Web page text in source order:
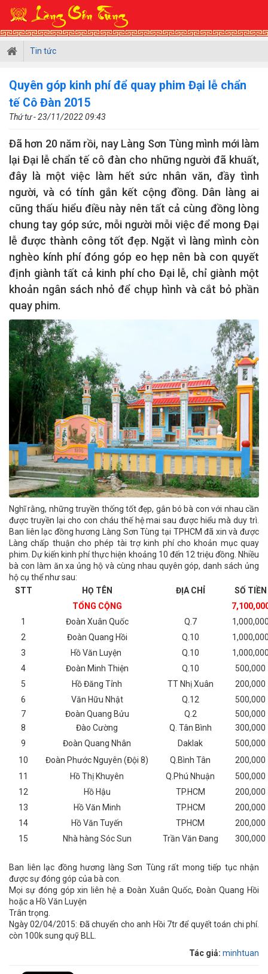
Tin tức
Quyên góp kinh phí để quay phim Đại lễ chẩn
tế Cô Đàn 2015
Thứ tư - 23/11/2022 09:43
Đã hơn 20 năm rồi, nay Làng Sơn Tùng mình mới làm
lại Đại lễ chẩn tế cô đàn cho những người đã khuất,
đây là một việc làm hết sức nhân văn, đầy tình
người, và có tính gắn kết cộng đồng. Dân làng ai
cũng thấu hiểu điều này nên tất cả cùng đồng lòng
chung tay góp sức, mỗi người mỗi việc để mong Đại
lễ được thành công tốt đẹp. Ngặt vì làng mình còn
nghèo kính phí đóng góp eo hẹp nên bà con quyết
định giành tất cả kinh phí cho Đại lễ, chỉ giành một
khoản ngân sách nhỏ để chụp hình và cắt bỏ phần
quay phim.
Nghĩ rằng, những truyền thống tốt đẹp, gắn bó bà con với nhau cần
được truyền lại cho con cháu thế hệ mai sau được hiểu mà duy trì.
Ban liên lạc đồng hương Làng Sơn Tùng tại TPHCM đã xin và được
Làng chấp thuận cho phép tài trợ kinh phí cho khoản mục quay
phim. Dự kiến kinh phí thực hiện khoảng 10 đến 12 triệu đồng. Nhiều
bà con làm ăn xa ủng hộ và cùng nhau quyên góp, danh sách ủng
hộ cụ thể như sau:
STT
HỌ TÊN ĐỊA CHỈ
SỐ TIỀN
TỔNG CỘNG
1
Đoàn Xuân Quốc Q.7
2
Đoàn Quang Hồi Q.10
3
Hồ Văn Luyện Q.10
4
Đoàn Minh Thiện Q.10
500,000
5
Hồ Đăng Tỉnh TT Nhị Xuân
200,000
6
Văn Hữu Nhật Q.12
500,000
7
Đoàn Quang Bửu Q.2
500,000
8
Đào Cường Q. Tân Bình
300,000
9
Đoàn Quang Nhân Daklak
500,000
10
Đoàn Phước Nguyên (Đội 8) Q.Bình Tân
200,000
11
Hồ Thị Khuyên Q.Phú Nhuận
500,000
12
Hồ Hậu TP.HCM
200,000
13
Hồ Văn Minh TP.HCM
200,000
14
Hồ Văn Tuyến TPHCM
200,000
15
Nhà hàng Sóc Sun Trần Văn Đang 300,000
Ban liên lạc đồng hương làng Sơn Tùng rất mong tiếp tục nhận
được sự đóng góp của bà con.
Mọi sự đóng góp xin liên hệ a Đoàn Xuân Quốc, Đoàn Quang Hồi
hoặc a Hồ Văn Luyện
Trân trọng.
Ngày 02/04/2015: Đã chuyển cho anh Hồi 7tr để quyết toán chi phí.
còn 100k sung quỹ BLL.
Tác giả: minhtuan